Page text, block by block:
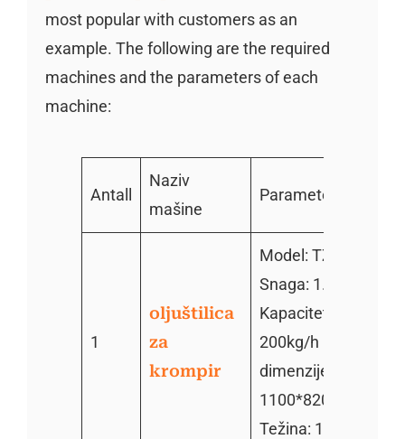
most popular with customers as an
example. The following are the required
machines and the parameters of each
machine:
Antall
Naziv
mašine
Parameter
1
oljuštilica
za
krompir
Model: TZ-600
Snaga: 1.1kw
Kapacitet: 100-
200kg/h
dimenzije:
1100*820*1000mm
Težina: 150kg